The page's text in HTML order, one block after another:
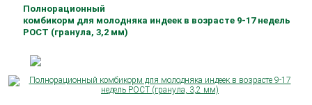
Полнорационный
комбикорм для молодняка индеек в возрасте 9-17 недель
РОСТ (гранула, 3,2 мм)